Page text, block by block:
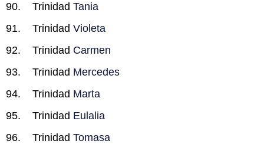
Trinidad Tania
Trinidad Violeta
Trinidad Carmen
Trinidad Mercedes
Trinidad Marta
Trinidad Eulalia
Trinidad Tomasa